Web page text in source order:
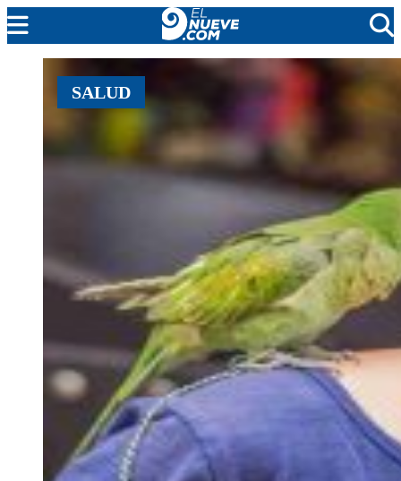
MENDOZA
CADA DÍA
ARGENTINA
NOTICIERO 9
EN VIVO
SALUD